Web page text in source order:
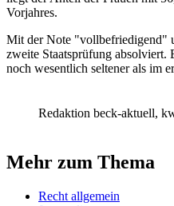
Vorjahres.
Mit der Note "vollbefriedigend"
zweite Staatsprüfung
noch wesentlich seltener als im
Redaktion beck-aktuell,
Mehr zum Thema
Recht allgemein